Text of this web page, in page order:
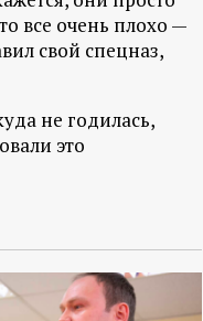
все очень плохо —
свой спецназ,
не годилась,
это